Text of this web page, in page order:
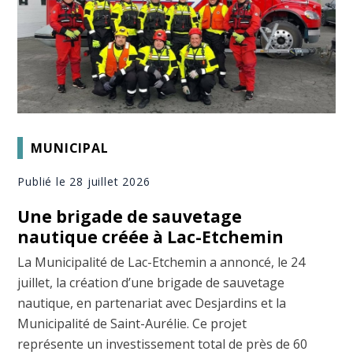
MUNICIPAL
Publié le 28 juillet 2026
Une brigade de sauvetage
nautique créée à Lac-Etchemin
La Municipalité de Lac-Etchemin a annoncé, le 24
juillet, la création d’une brigade de sauvetage
nautique, en partenariat avec Desjardins et la
Municipalité de Saint-Aurélie. Ce projet
représente un investissement total de près de 60